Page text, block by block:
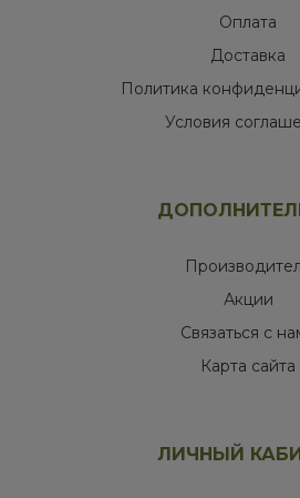
Оплата
Доставка
Политика
Условия
Акции
Связаться с
Карта сайта
ЛИЧНЫЙ